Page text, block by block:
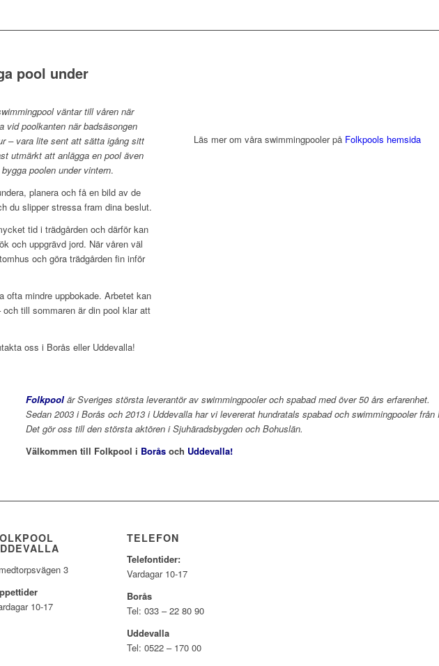
pool under
väntar till våren när
vid poolkanten när badsäsongen
– vara lite sent att sätta igång sitt
utmärkt att anlägga en pool även
poolen under vintern.
planera och få en bild av de
du slipper stressa fram dina beslut.
tid i trädgården och därför kan
och uppgrävd jord. När våren väl
och göra trädgården fin inför
ofta mindre uppbokade. Arbetet kan
till sommaren är din pool klar att
oss i Borås eller Uddevalla!
Läs mer om våra swimmingpooler på Folkpools hemsida
Folkpool är Sveriges största leverantör av swimmingpooler och spabad med över 50 års erfarenhet.
Sedan 2003 i Borås och 2013 i Uddevalla har vi levererat hundratals spabad och swimmingpooler från
Det gör oss till den största aktören i Sjuhäradsbygden och Bohuslän.
Välkommen till Folkpool i Borås och Uddevalla!
3
10-17
TELEFON
Telefontider:
Vardagar 10-17
Borås
Tel: 033 – 22 80 90
Uddevalla
Tel: 0522 – 170 00